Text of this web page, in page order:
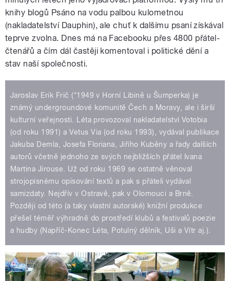
knihy blogů Psáno na vodu palbou kulometnou
(nakladatelství Dauphin), ale chuť k dalšímu psaní získával
teprve zvolna. Dnes má na Facebooku přes 4800 přátel-
čtenářů a čím dál častěji komentoval i politické dění a
stav naší společnosti.
Jaroslav Erik Frič (*1949 v Horní Libině u Šumperka) je
známý undergroundové komunitě Čech a Moravy, ale i širší
kulturní veřejnosti. Léta provozoval nakladatelství Votobia
(od roku 1991) a Vetus Via (od roku 1993), vydával publikace
Jakuba Demla, Josefa Floriana, Jiřího Kuběny a řady dalších
autorů včetně jednoho ze svých nejbližších přátel Ivana
Martina Jirouse. Už od roku 1969 se ostatně věnoval
strojopisnému opisování textů a pak s přáteli vydával
samizdaty. Nejdřív v Ostravě, pak v Olomouci a Brně.
Později od této (a taky vlastní autorské) knižní produkce
přešel téměř výhradně do prostředí klubů a festivalů poezie
a hudby (Napříč-Konec Léta, Potulný dělník, Uši a Vítr aj.).